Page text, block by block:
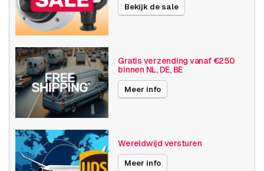
eigenschappen
Ingebouwde infrarood
Resolutie
Axis Series F Serie
Diversen Sensormodule
Publicatiedatum
Bekijk de sale
Gratis verzending vanaf €250
binnen NL, DE, BE
Meer info
Wereldwijd versturen
Meer info